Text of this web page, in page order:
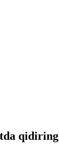
qidiring